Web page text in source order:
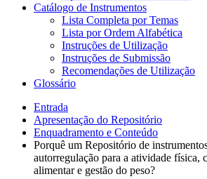
Catálogo de Instrumentos
Lista Completa por Temas
Lista por Ordem Alfabética
Instruções de Utilização
Instruções de Submissão
Recomendações de Utilização
Glossário
Entrada
Apresentação do Repositório
Enquadramento e Conteúdo
Porquê um Repositório de
autorregulação para a atividade física,
alimentar e gestão do peso?